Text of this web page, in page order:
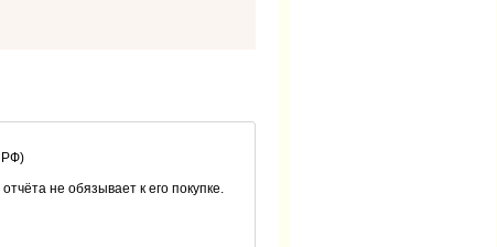
РФ)
не обязывает к его покупке.